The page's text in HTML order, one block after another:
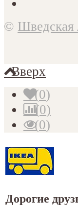
© Шведская
Вверх
(0)
(0)
(0)
Дорогие